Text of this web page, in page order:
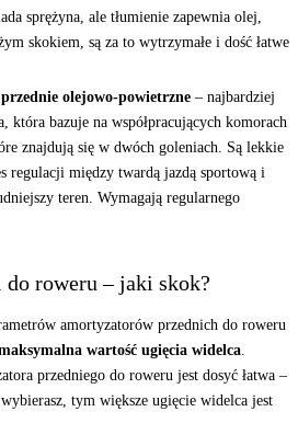
sprężyna, ale tłumienie zapewnia olej,
skokiem, są za to wytrzymałe i dość łatwe
olejowo-powietrzne – najbardziej
która bazuje na współpracujących komorach
znajdują się w dwóch goleniach. Są lekkie
regulacji między twardą jazdą sportową i
teren. Wymagają regularnego
roweru – jaki skok?
amortyzatorów przednich do roweru
wartość ugięcia widelca
przedniego do roweru jest dosyć łatwa –
tym większe ugięcie widelca jest